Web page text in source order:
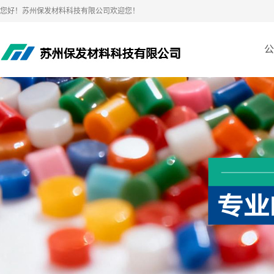
您好！苏州保发材料科技有限公司欢迎您！